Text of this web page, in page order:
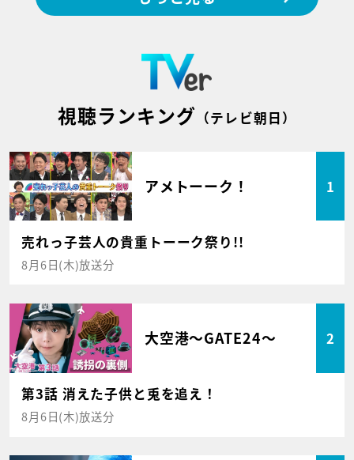
視聴ランキング （テレビ朝日）
アメトーーク！ 1
売れっ子芸人の貴重トーーク祭り!!
8月6日(木)放送分
大空港～GATE24～ 2
第3話 消えた子供と兎を追え！
8月6日(木)放送分